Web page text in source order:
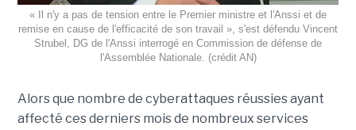
« Il n'y a pas de tension entre le Premier ministre et l'Anssi et de
remise en cause de l'efficacité de son travail », s'est défendu Vincent
Strubel, DG de l'Anssi interrogé en Commission de défense de
l'Assemblée Nationale. (crédit AN)
Alors que nombre de cyberattaques réussies ayant
affecté ces derniers mois de nombreux services